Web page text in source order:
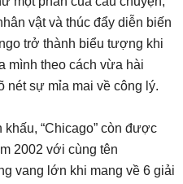
vật và thúc đẩy diễn biến
trở thành biểu tượng khi
mình theo cách vừa hài
nét sự mỉa mai về công lý.
“Chicago” còn được
2002 với cùng tên
vang lớn khi mang về 6 giải